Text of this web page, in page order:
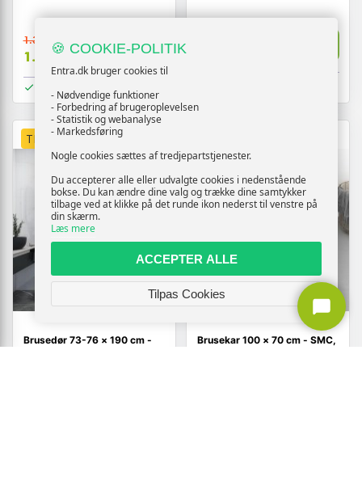
1.360,-
1.129,- Vis
TILBUD
Brusedør 73-76 × 190 cm -
Brusekar 100 × 70 cm - SMC,
🍪 COOKIE-POLITIK
Entra.dk bruger cookies til
- Nødvendige funktioner
- Forbedring af brugeroplevelsen
- Statistik og webanalyse
- Markedsføring
Nogle cookies sættes af tredjepartstjenester.
Du accepterer alle eller udvalgte cookies i nedenstående
bokse. Du kan ændre dine valg og trække dine samtykker
tilbage ved at klikke på det runde ikon nederst til venstre på
din skærm.
Læs mere
ACCEPTER ALLE
Tilpas Cookies